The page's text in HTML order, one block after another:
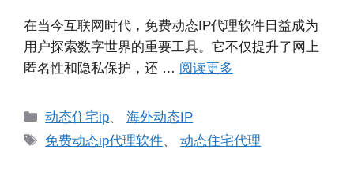
在当今互联网时代，免费动态IP代理软件日益成为
用户探索数字世界的重要工具。它不仅提升了网上
匿名性和隐私保护，还 … 阅读更多
分
类
动态住宅ip、海外动态IP
标
免费动态ip代理软件、动态住宅代理